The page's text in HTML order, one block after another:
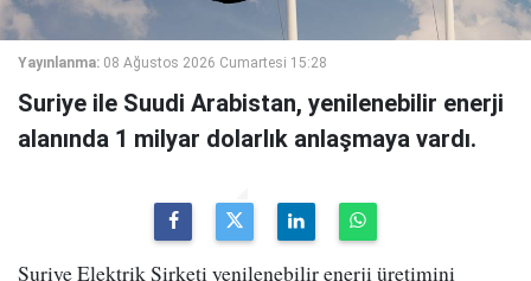
Yayınlanma: 08 Ağustos 2026 Cumartesi 15:28
Suriye ile Suudi Arabistan, yenilenebilir enerji
alanında 1 milyar dolarlık anlaşmaya vardı.
Suriye Elektrik Şirketi yenilenebilir enerji üretimini